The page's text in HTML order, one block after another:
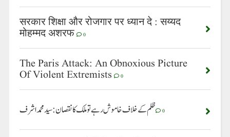
सरकार शिक्षा और रोजगार पर ध्यान दे : सय्यद
मोहम्मद अशरफ 0
The Paris Attack: An Obnoxious Picture
Of Violent Extremists 0
ظلم کے خلاف خاموش رہے تو ملک کا نقصان: سید محمد اشرف 0